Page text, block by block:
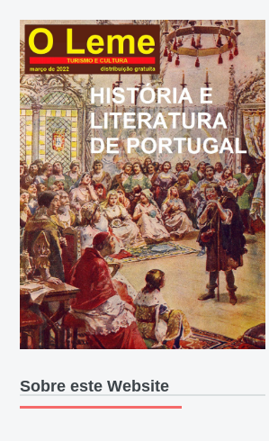
Sobre este Website